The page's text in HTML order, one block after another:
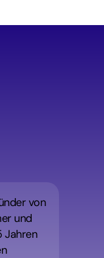
ist Gründer von
Jahren